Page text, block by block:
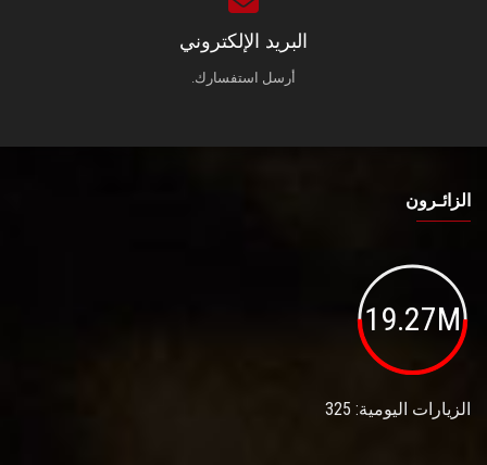
البريد الإلكتروني
أرسل استفسارك.
الزائـرون
19.27M
الزيارات اليومية: 325